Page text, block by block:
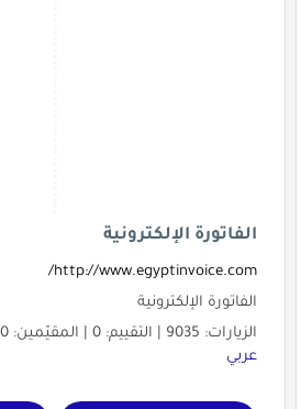
الفاتورة الإلكترونية
http://www.egyptinvoice.com/
الفاتورة الإلكترونية
الزيارات: 9035 | التقييم: 0 | المقيّمين: 0 | الدولة:
عربي